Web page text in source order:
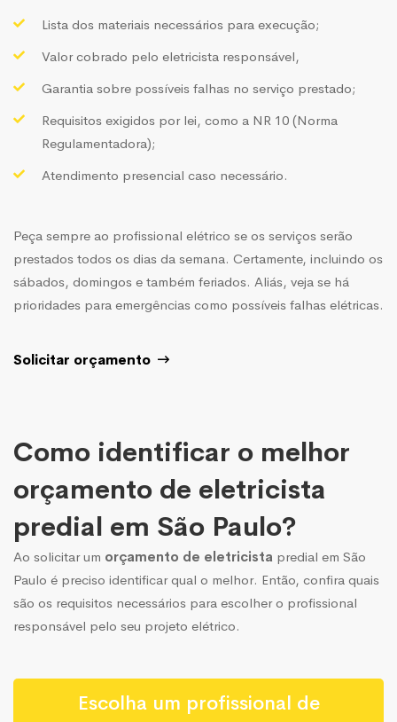
Lista dos materiais necessários para execução;
Valor cobrado pelo eletricista responsável,
Garantia sobre possíveis falhas no serviço prestado;
Requisitos exigidos por lei, como a NR 10 (Norma
Regulamentadora);
Atendimento presencial caso necessário.
Peça sempre ao profissional elétrico se os serviços serão
prestados todos os dias da semana. Certamente, incluindo os
sábados, domingos e também feriados. Aliás, veja se há
prioridades para emergências como possíveis falhas elétricas.
Solicitar orçamento
Como identificar o melhor
orçamento de eletricista
predial em São Paulo?
Ao solicitar um orçamento de eletricista predial em São
Paulo é preciso identificar qual o melhor. Então, confira quais
são os requisitos necessários para escolher o profissional
responsável pelo seu projeto elétrico.
Escolha um profissional de